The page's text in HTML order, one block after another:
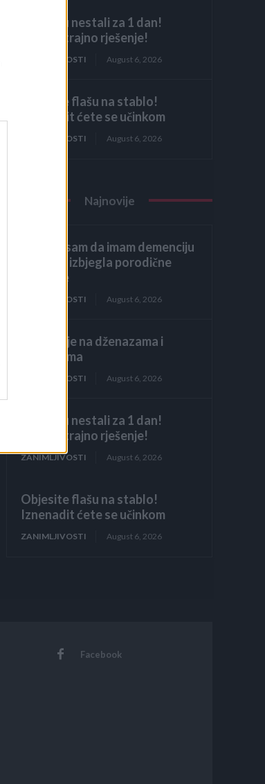
Mravi su nestali za 1 dan!
Najjače trajno rješenje!
ZANIMLJIVOSTI August 6, 2026
Objesite flašu na stablo!
Iznenadit ćete se učinkom
ZANIMLJIVOSTI August 6, 2026
Najnovije
Glumila sam da imam demenciju
kako bih izbjegla porodične
obaveze
ZANIMLJIVOSTI August 6, 2026
Licemjerje na dženazama i
sahranama
ZANIMLJIVOSTI August 6, 2026
Mravi su nestali za 1 dan!
Najjače trajno rješenje!
ZANIMLJIVOSTI August 6, 2026
Objesite flašu na stablo!
Iznenadit ćete se učinkom
ZANIMLJIVOSTI August 6, 2026
Facebook